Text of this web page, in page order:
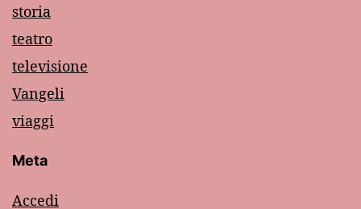
storia
teatro
televisione
Vangeli
viaggi
Meta
Accedi